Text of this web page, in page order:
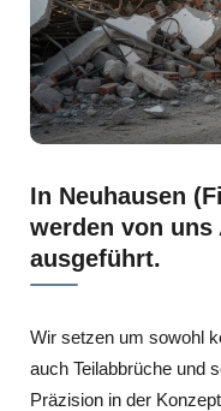
In Neuhausen
werden von uns
ausgeführt.
Wir setzen um sowohl
auch Teilabbrüche und
Präzision in der